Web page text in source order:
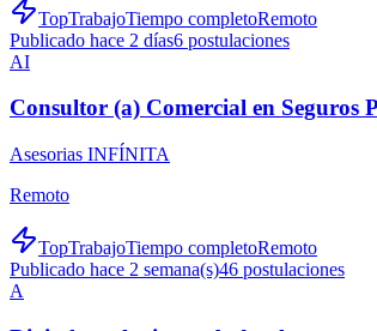
TopTrabajoTiempo completoRemoto
Publicado hace 2 días6 postulaciones
AI
Consultor (a) Comercial en Seguros
Asesorias INFÍNITA
Remoto
TopTrabajoTiempo completoRemoto
Publicado hace 2 semana(s)46 postulaciones
A